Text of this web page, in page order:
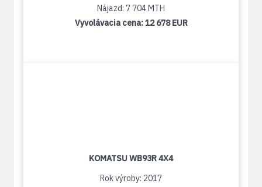
Nájazd: 7 704 MTH
Vyvolávacia cena:12 678 EUR
KOMATSU WB93R 4X4
Rok výroby: 2017